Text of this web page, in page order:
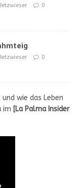
0
0
wie das Leben
im [La Palma Insider